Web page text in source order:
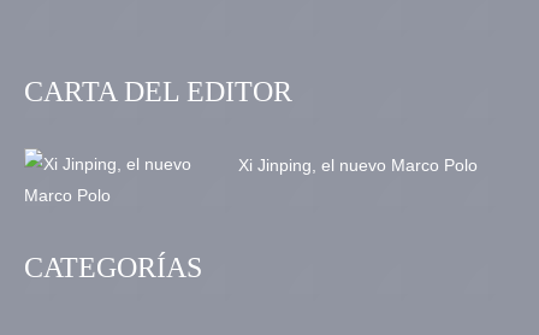
CARTA DEL EDITOR
Xi Jinping, el nuevo Marco Polo
CATEGORÍAS